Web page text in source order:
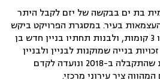
בת ים בבקשה של יזם לקבל היתר
בעיר. במסגרת הפרויקט ביקש
היזם להרוס את הבניין, שלו 3 קומות, ולבנות תחתיו בניין חדש בן
בנייה שמוקנות לבניין ולבניין
ב-2018
ונועדה לקדם
ציר עירוני מרכזי.